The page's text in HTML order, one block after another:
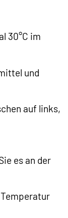
30°C im
und
auf links,
es an der